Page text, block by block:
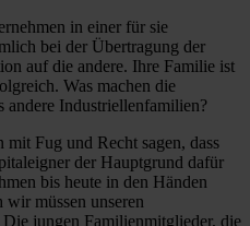
in einer für sie
bei der Übertragung der
auf die andere. Ihre Familie ist
Was machen die
andere Industriellenfamilien?
mit Fug und Recht sagen, dass
der Hauptgrund dafür
bis heute in den Händen
müssen unseren
jungen Familienmitglieder, die